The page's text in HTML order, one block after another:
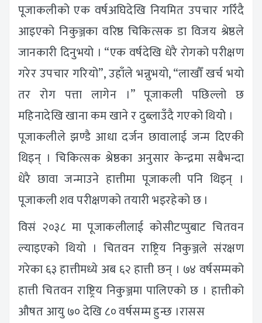
पूजाकलीको एक वर्षअघिदेखि नियमित उपचार गरिँदै
आइएको निकुञ्जका वरिष्ठ चिकित्सक डा विजय श्रेष्ठले
जानकारी दिनुभयो । “एक वर्षदेखि धेरै रोगको परीक्षण
गरेर उपचार गरियो”, उहाँले भन्नुभयो, “लाखौँ खर्च भयो
तर रोग पत्ता लागेन ।” पूजाकली पछिल्लो छ
महिनादेखि खाना कम खाने र दुब्लाउँदै गएको थियोे ।
पूजाकलीले झण्डै आधा दर्जन छावालाई जन्म दिएकी
थिइन् । चिकित्सक श्रेष्ठका अनुसार केन्द्रमा सबैभन्दा
धेरै छावा जन्माउने हात्तीमा पूजाकली पनि थिइन् ।
पूजाकली शव परीक्षणको तयारी भइरहेको छ ।
विसं २०३८ मा पूजाकलीलाई कोसीटप्पुबाट चितवन
ल्याइएको थियो । चितवन राष्ट्रिय निकुञ्जले संरक्षण
गरेका ६३ हात्तीमध्ये अब ६२ हात्ती छन् । ७४ वर्षसम्मको
हात्ती चितवन राष्ट्रिय निकुञ्जमा पालिएको छ । हात्तीको
औषत आयु ७० देखि ८० वर्षसम्म हुन्छ ।रासस